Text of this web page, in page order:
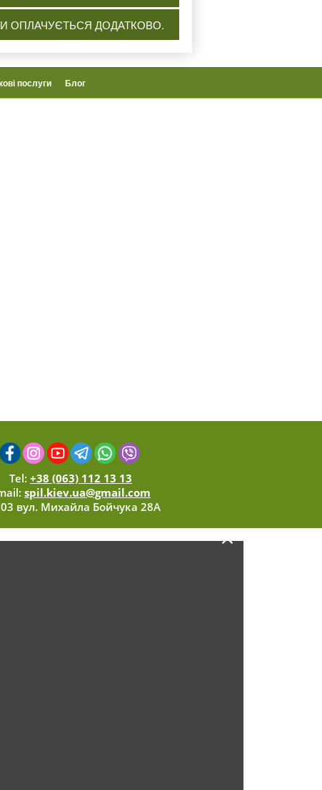
ОПЛАЧУЄТЬСЯ ДОДАТКОВО.
послуги Блог
Tel: +38 (063) 112 13 13
spil.kiev.ua@gmail.com
вул. Михайла Бойчука 28А